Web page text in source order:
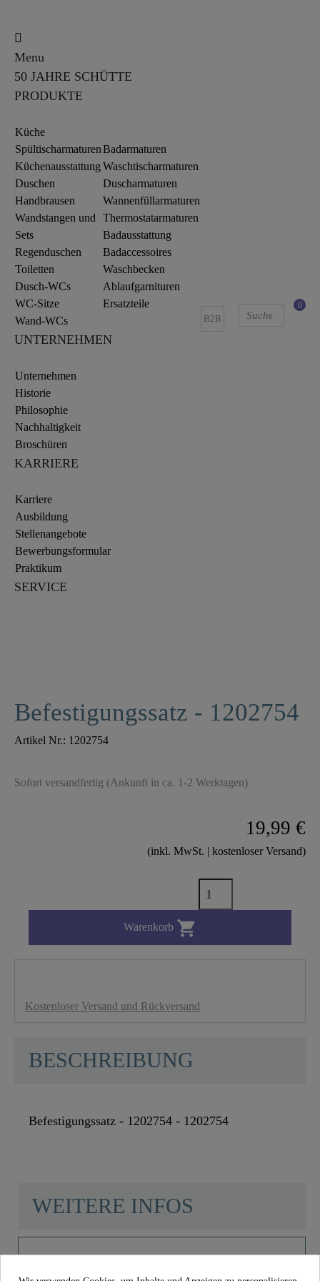
Menu
50 JAHRE SCHÜTTE
PRODUKTE
Küche
Spültischarmaturen
Küchenausstattung
Duschen
Handbrausen
Wandstangen und
Sets
Regenduschen
Toiletten
Dusch-WCs
WC-Sitze
Wand-WCs
Badarmaturen
Waschtischarmaturen
Duscharmaturen
Wannenfüllarmaturen
Thermostatarmaturen
Badausstattung
Badaccessoires
Waschbecken
Ablaufgarnituren
Ersatzteile
UNTERNEHMEN
Unternehmen
Historie
Philosophie
Nachhaltigkeit
Broschüren
KARRIERE
Karriere
Ausbildung
Stellenangebote
Bewerbungsformular
Praktikum
SERVICE
B2B
0
Befestigungssatz - 1202754
Artikel Nr.: 1202754
Sofort versandfertig (Ankunft in ca. 1-2 Werktagen)
19,99 €
(inkl. MwSt. | kostenloser Versand)
Warenkorb 
Kostenloser Versand und Rückversand
BESCHREIBUNG
Befestigungssatz - 1202754 - 1202754
WEITERE INFOS